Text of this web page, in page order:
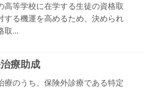
高等学校に在学する生徒の資格取
する機運を高めるため、決められ
取...
療助成
療のうち、保険外診療である特定